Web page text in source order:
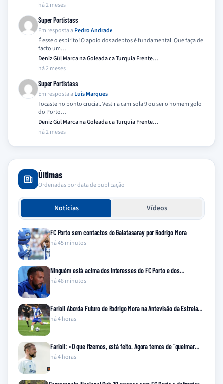
há 2 meses
Super Portistass
Em resposta a Pedro Andrade
É esse o espírito! O apoio dos adeptos é fundamental. Que faça de
facto um…
Deniz Gül Marca na Goleada da Turquia Frente…
há 2 meses
Super Portistass
Em resposta a Luis Marques
Tocaste no ponto crucial. Vestir a camisola 9 ou ser o homem golo
do Porto…
Deniz Gül Marca na Goleada da Turquia Frente…
há 2 meses
Últimas
Ordenadas por data de publicação
Notícias Vídeos
FC Porto sem contactos do Galatasaray por Rodrigo Mora
há 45 minutos
Ninguém está acima dos interesses do FC Porto e dos…
há 48 minutos
Farioli Aborda Futuro de Rodrigo Mora na Antevisão da Estreia…
há 4 horas
Farioli: «O que fizemos, está feito. Agora temos de “queimar…
há 4 horas